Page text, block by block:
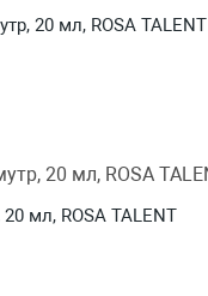
20 мл, ROSA TALENT
мл, ROSA TALENT